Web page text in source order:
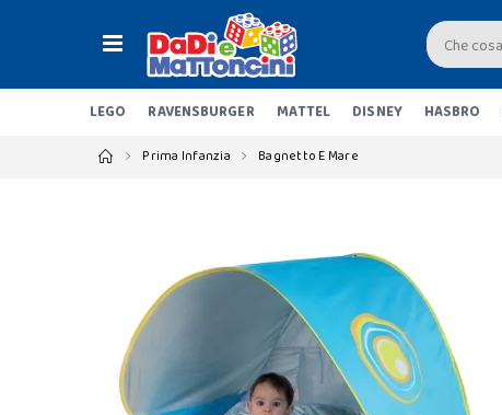
LEGO RAVENSBURGER MATTEL DISNEY HASBRO
Prima Infanzia Bagnetto E Mare